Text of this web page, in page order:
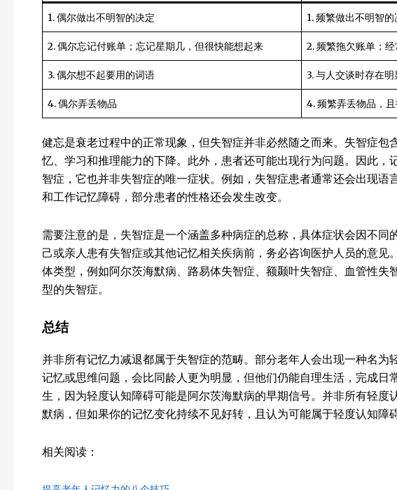
1. 偶尔做出不明智的决定 1. 频繁做出不明智的
2. 偶尔忘记付账单；忘记星期几，但很快能想起来 2. 频繁拖欠账单；
3. 偶尔想不起要用的词语 3. 与人交谈时存在
4. 偶尔弄丢物品 4. 频繁弄丢物品，
健忘是衰老过程中的正常现象，但失智症并非必然随之而来。失智症包
忆、学习和推理能力的下降。此外，患者还可能出现行为问题。因此，
智症，它也并非失智症的唯一症状。例如，失智症患者通常还会出现语
和工作记忆障碍，部分患者的性格还会发生改变。
需要注意的是，失智症是一个涵盖多种病症的总称，具体症状会因不同
己或亲人患有失智症或其他记忆相关疾病前，务必咨询医护人员的意见
体类型，例如阿尔茨海默病、路易体失智症、额颞叶失智症、血管性失
型的失智症。
总结
并非所有记忆力减退都属于失智症的范畴。部分老年人会出现一种名为
记忆或思维问题，会比同龄人更为明显，但他们仍能自理生活，完成日
生，因为轻度认知障碍可能是阿尔茨海默病的早期信号。并非所有轻度
默病，但如果你的记忆变化持续不见好转，且认为可能属于轻度认知障
相关阅读：